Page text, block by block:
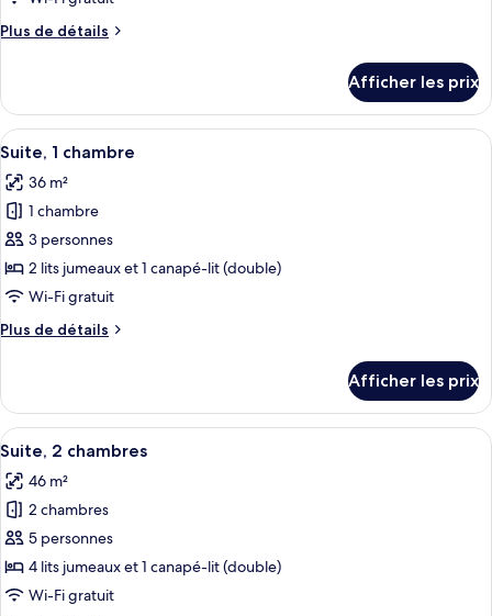
chambre :
Plus de détails
Plus
Studio
Afficher les prix
Afficher
toutes
les
photos
pour
ce
type
chambre :
chambre
Une chambre à coucher avec un lit,
7
Suite, 1 chambre
36 m²
1 chambre
3 personnes
2 lits jumeaux et 1 canapé-lit (double)
Wi-Fi gratuit
Plus de détails
Plus
Suite,
chambre
Afficher les prix
Afficher
toutes
les
photos
pour
ce
type
Une chambre à coucher avec une
7
Suite, 2 chambres
46 m²
2 chambres
5 personnes
4 lits jumeaux et 1 canapé-lit (double)
Wi-Fi gratuit